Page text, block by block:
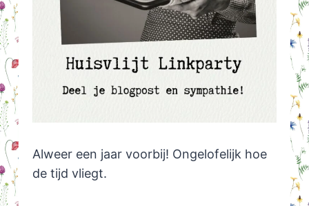
Alweer een jaar voorbij! Ongelofelijk hoe
de tijd vliegt.